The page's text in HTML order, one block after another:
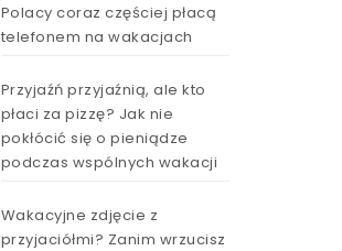
Polacy coraz częściej płacą
telefonem na wakacjach
Przyjaźń przyjaźnią, ale kto
płaci za pizzę? Jak nie
pokłócić się o pieniądze
podczas wspólnych wakacji
Wakacyjne zdjęcie z
przyjaciółmi? Zanim wrzucisz